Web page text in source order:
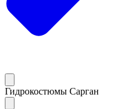
Гидрокостюмы Сарган